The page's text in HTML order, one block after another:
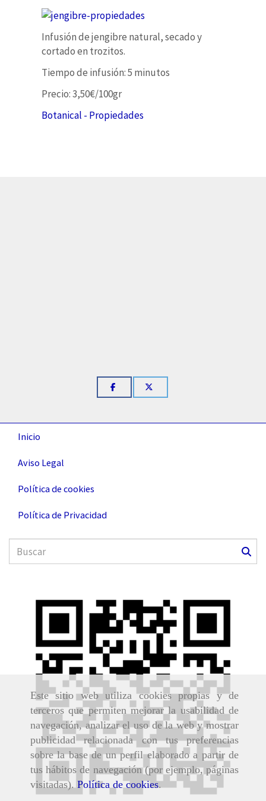
Este sitio web utiliza cookies propias y de
terceros que permiten mejorar la usabilidad de
navegación, analizar el uso de la web y mostrar
publicidad relacionada con tus preferencias
sobre la base de un perfil elaborado a partir de
tus hábitos de navegación (por ejemplo, páginas
visitadas). Política de cookies.
Infusión de jengibre natural, secado y
cortado en trozitos.
Tiempo de infusión: 5 minutos
Precio: 3,50€/100gr
Botanical - Propiedades
Inicio
Aviso Legal
Política de cookies
Política de Privacidad